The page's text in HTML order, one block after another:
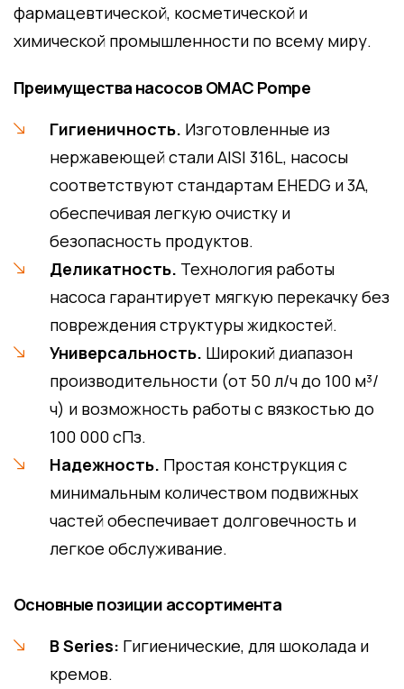
фармацевтической, косметической и
химической промышленности по всему миру.
Преимущества насосов OMAC Pompe
Гигиеничность. Изготовленные из
нержавеющей стали AISI 316L, насосы
соответствуют стандартам EHEDG и 3A,
обеспечивая легкую очистку и
безопасность продуктов.
Деликатность. Технология работы
насоса гарантирует мягкую перекачку без
повреждения структуры жидкостей.
Универсальность. Широкий диапазон
производительности (от 50 л/ч до 100 м³/
ч) и возможность работы с вязкостью до
100 000 сПз.
Надежность. Простая конструкция с
минимальным количеством подвижных
частей обеспечивает долговечность и
легкое обслуживание.
Основные позиции ассортимента
B Series: Гигиенические, для шоколада и
кремов.